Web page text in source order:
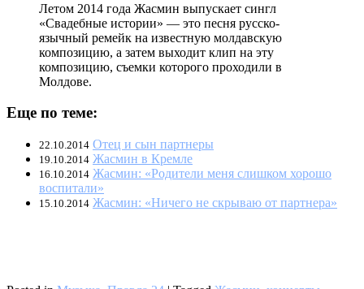
Летом 2014 года Жасмин выпускает сингл
«Свадебные истории» — это песня русско-
язычный ремейк на известную молдавскую
композицию, а затем выходит клип на эту
композицию, съемки которого проходили в
Молдове.
Еще по теме:
22.10.2014 Отец и сын партнеры
19.10.2014 Жасмин в Кремле
16.10.2014 Жасмин: «Родители меня слишком хорошо
воспитали»
15.10.2014 Жасмин: «Ничего не скрываю от партнера»